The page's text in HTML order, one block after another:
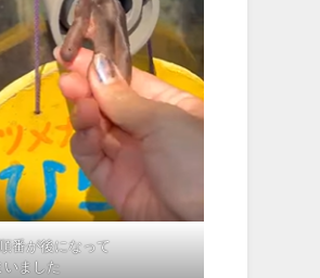
番が後になって
いました